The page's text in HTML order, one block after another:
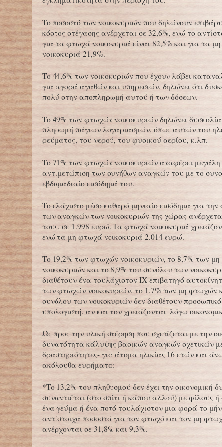
Το ποσοστό των νοικοκυριών που δηλώνουν
κόστος στέγασης ανέρχεται σε 32,6%, ενώ το
για τα φτωχά νοικοκυριά είναι 82,5% και για τα
νοικοκυριά 21,9%.
Το 44,6% των νοικοκυριών που έχουν λάβει
για αγορά αγαθών και υπηρεσιών, δηλώνει ότι
πολύ στην αποπληρωμή αυτού ή των δόσεων.
Το 49% των φτωχών νοικοκυριών δηλώνει
πληρωμή πάγιων λογαριασμών, όπως αυτών του
ρεύματος, του νερού, του φυσικού αερίου, κ.λπ.
Το 71% των φτωχών νοικοκυριών αναφέρει μεγάλη
αντιμετώπιση των συνήθων αναγκών του με το
εβδομαδιαίο εισόδημά του.
Το ελάχιστο μέσο καθαρό μηνιαίο εισόδημα για την
των αναγκών των νοικοκυριών της χώρας
τους, σε 1.998 ευρώ. Τα φτωχά νοικοκυριά
ενώ τα μη φτωχά νοικοκυριά 2.014 ευρώ.
Το 19,2% των φτωχών νοικοκυριών, το 8,7% των
νοικοκυριών και το 8,9% του συνόλου των
διαθέτουν ένα τουλάχιστον ΙΧ επιβατηγό
των φτωχών νοικοκυριών, το 1,7% των μη φτωχών
συνόλου των νοικοκυριών δεν διαθέτουν
υπολογιστή, αν και τον χρειάζονται, λόγω
Ως προς την υλική στέρηση που σχετίζεται με την
δυνατότητα κάλυψης βασικών αναγκών σχετικών
δραστηριότητες- για άτομα ηλικίας 16 ετών και
ακόλουθα ευρήματα:
*Το 13,2% του πληθυσμού δεν έχει την οικονομική
συναντιέται (στο σπίτι ή κάπου αλλού) με φίλους ή
ένα γεύμα ή ένα ποτό τουλάχιστον μια φορά το
αντίστοιχα ποσοστά για τον φτωχό και τον μη
ανέρχονται σε 31,8% και 9,3%.